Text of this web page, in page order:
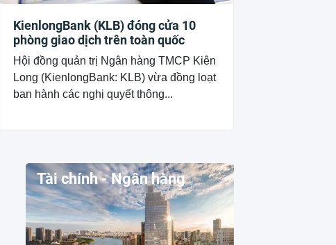
KienlongBank (KLB) đóng cửa 10
phòng giao dịch trên toàn quốc
Hội đồng quản trị Ngân hàng TMCP Kiên
Long (KienlongBank: KLB) vừa đồng loạt
ban hành các nghị quyết thông...
Tài chính - Ngân hàng